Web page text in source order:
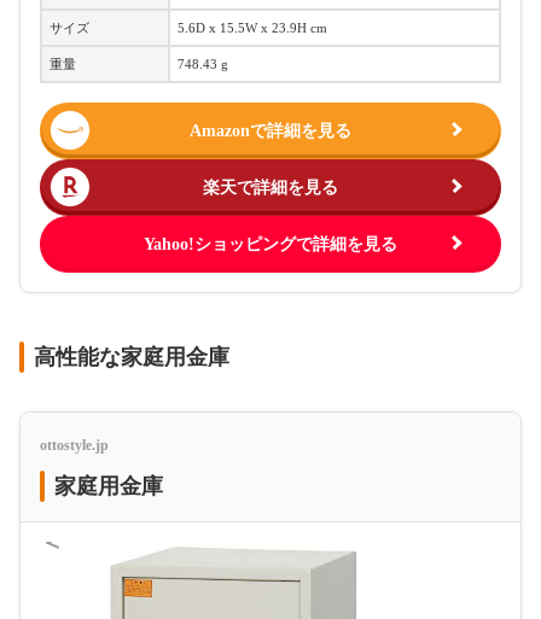
サイズ 5.6D x 15.5W x 23.9H cm
重量 748.43 g
Amazonで詳細を見る
楽天で詳細を見る
Yahoo!ショッピングで詳細を見る
高性能な家庭用金庫
ottostyle.jp
家庭用金庫
＜